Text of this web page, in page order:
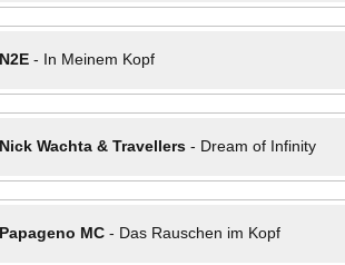
N2E- In Meinem Kopf
Nick Wachta & Travellers- Dream of Infinity
Papageno MC- Das Rauschen im Kopf